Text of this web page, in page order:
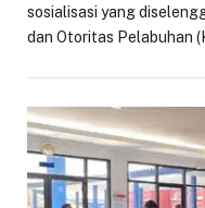
sosialisasi yang
dan Otoritas Pelabuhan